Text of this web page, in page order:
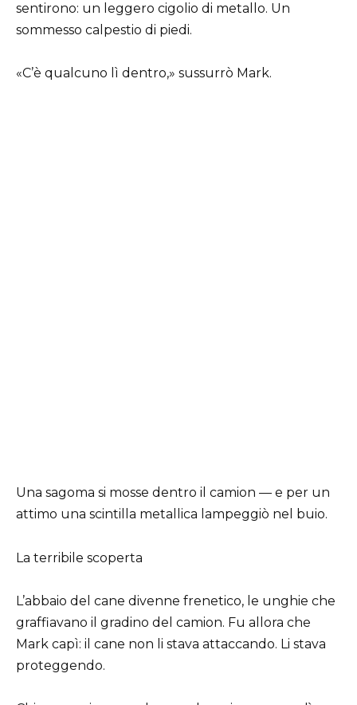
sentirono: un leggero cigolio di metallo. Un
sommesso calpestio di piedi.
«C’è qualcuno lì dentro,» sussurrò Mark.
Una sagoma si mosse dentro il camion — e per un
attimo una scintilla metallica lampeggiò nel buio.
La terribile scoperta
L’abbaio del cane divenne frenetico, le unghie che
graffiavano il gradino del camion. Fu allora che
Mark capì: il cane non li stava attaccando. Li stava
proteggendo.